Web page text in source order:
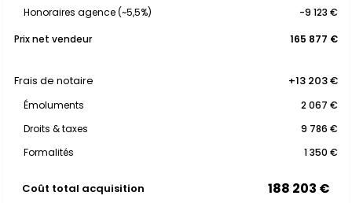
Honoraires agence (~5,5%)
-9 123 €
Prix net vendeur
165 877 €
Frais de notaire +13 203 €
Émoluments
2 067 €
Droits & taxes
9 786 €
Formalités
1 350 €
Coût total acquisition 188 203 €